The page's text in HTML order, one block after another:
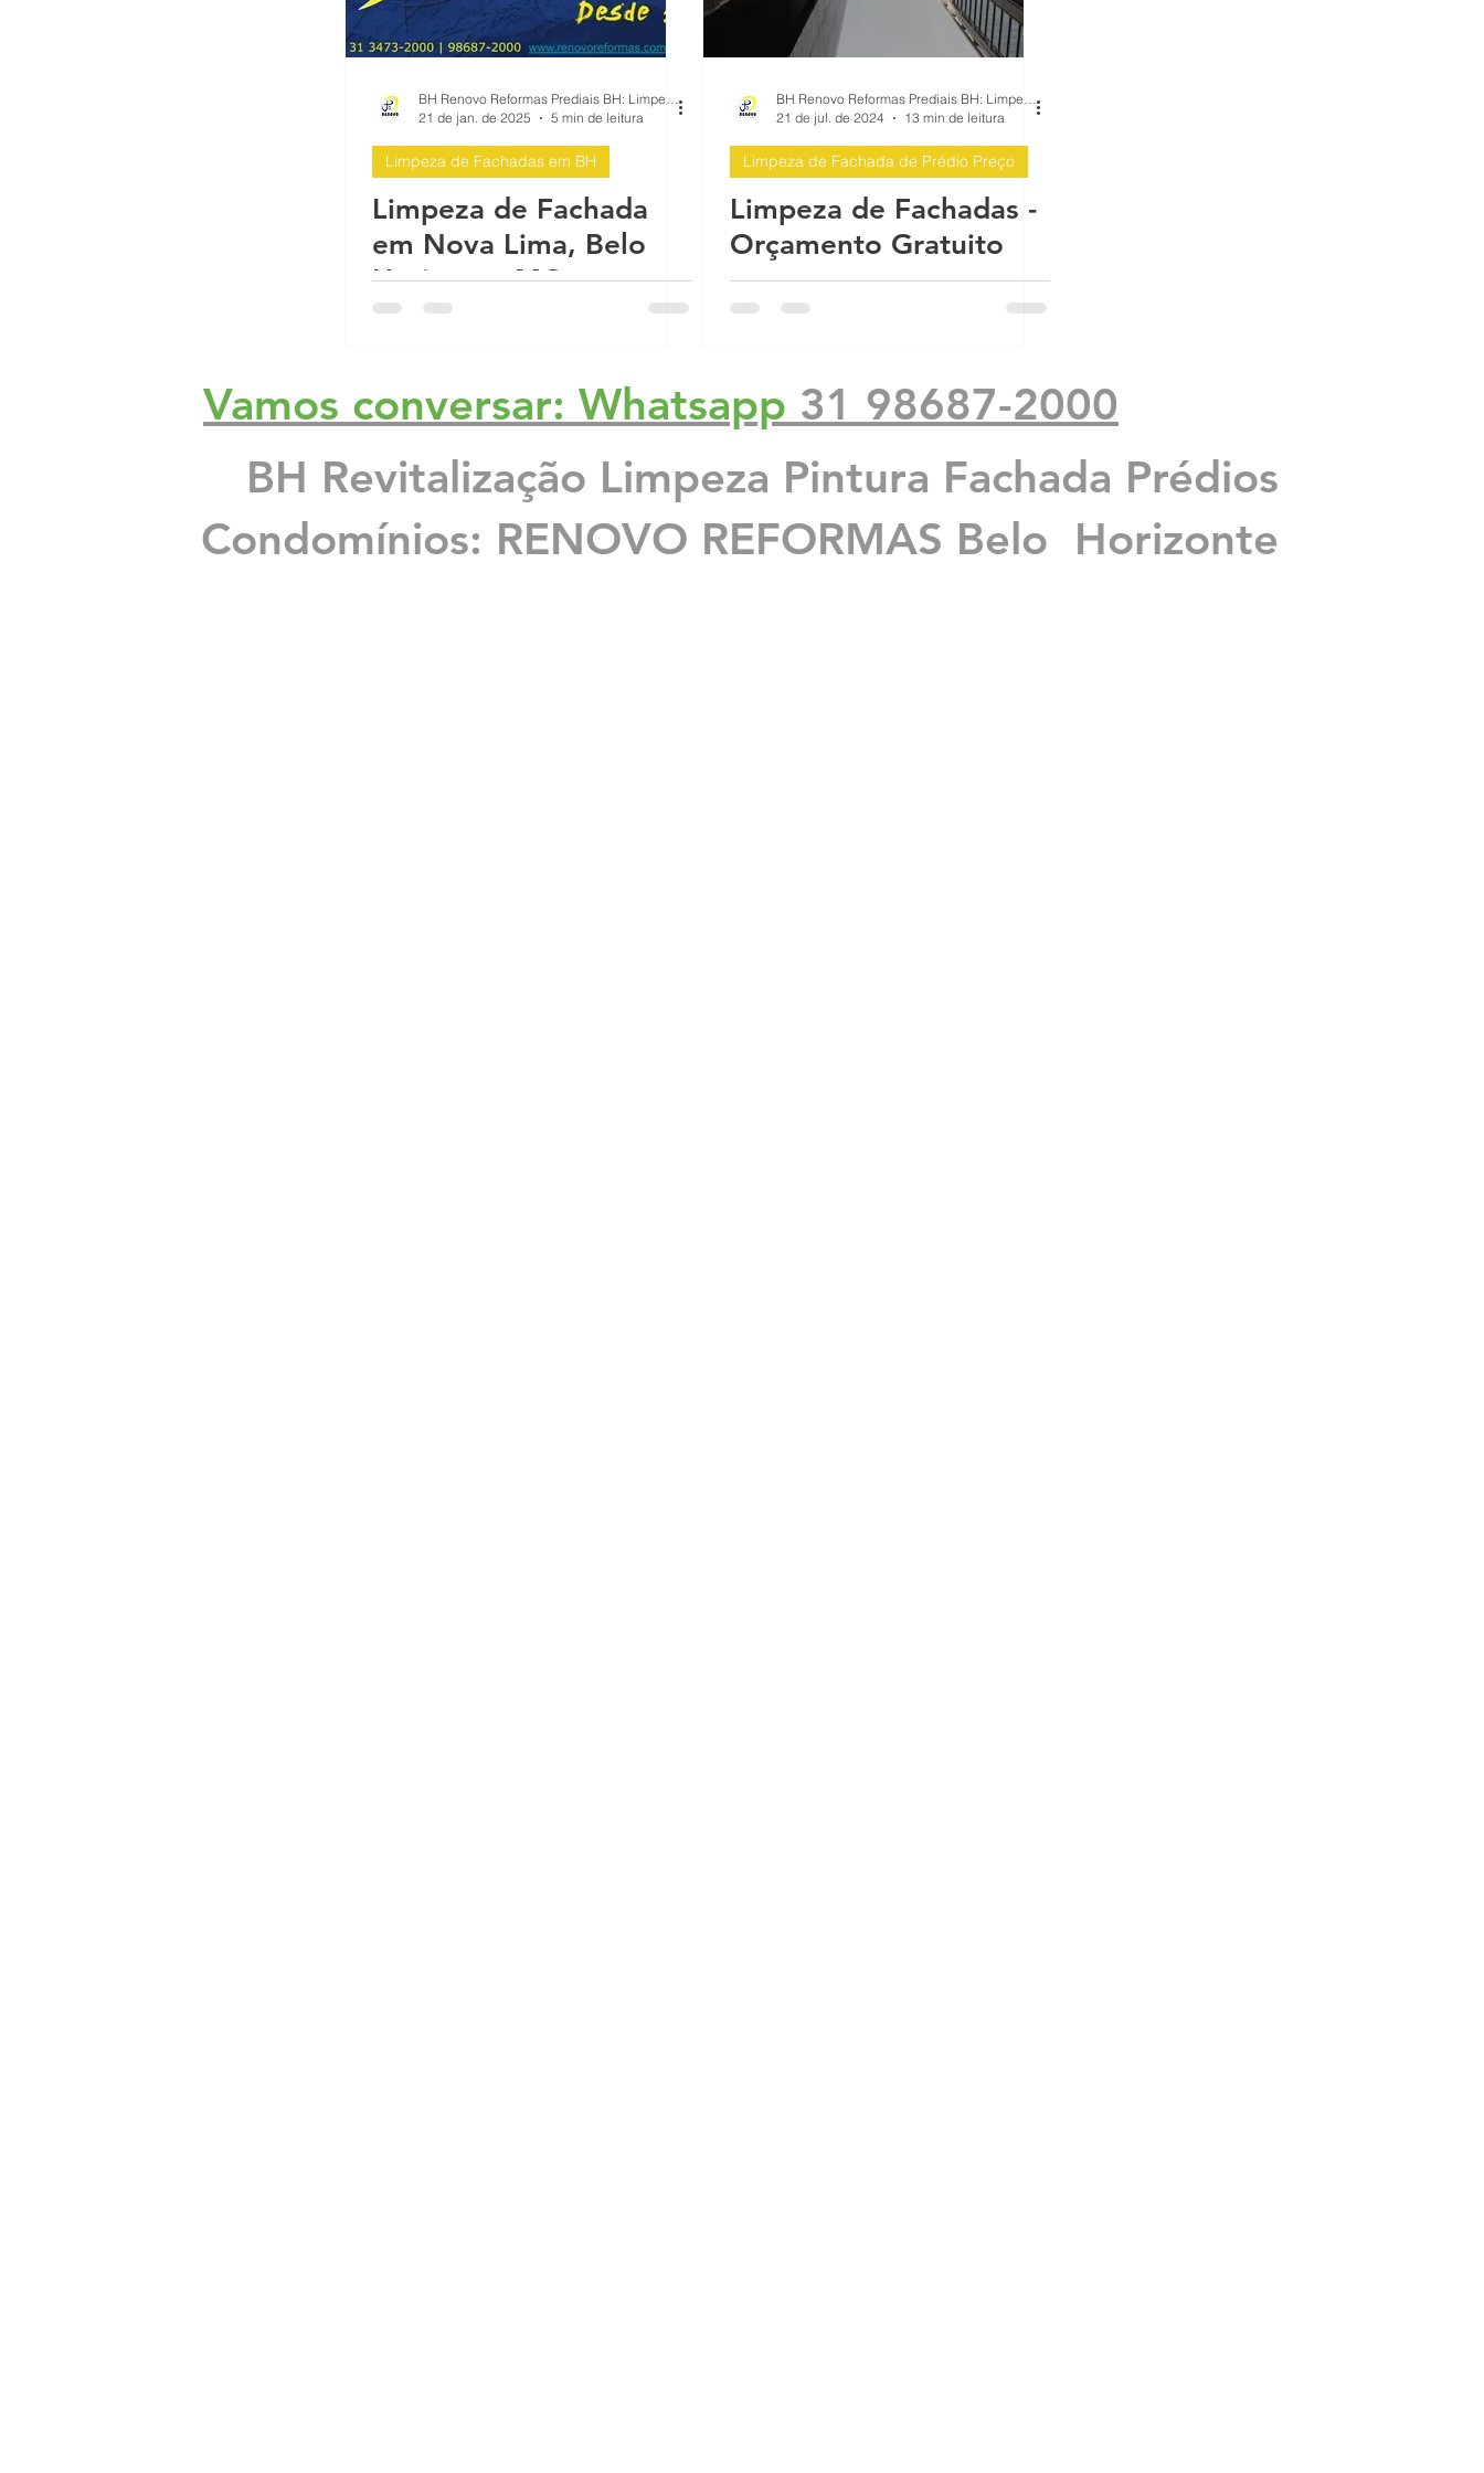
BH Renovo Reformas Prediais BH: Limpeza Manutenção Predial Fachada
21 de jan. de 2025
5 min de leitura
Limpeza de Fachadas em BH
Limpeza de Fachada
em Nova Lima, Belo
Horizonte-MG
BH Renovo Reformas Prediais BH: Limpeza Manutenção Predial Fachada
21 de jul. de 2024
13 min de leitura
Limpeza de Fachada de Prédio Preço
Limpeza de Fachadas -
Orçamento Gratuito
Vamos conversar: Whatsapp 31 98687-2000
BH Revitalização Limpeza Pintura Fachada Prédios
Condomínios: RENOVO REFORMAS Belo Horizonte